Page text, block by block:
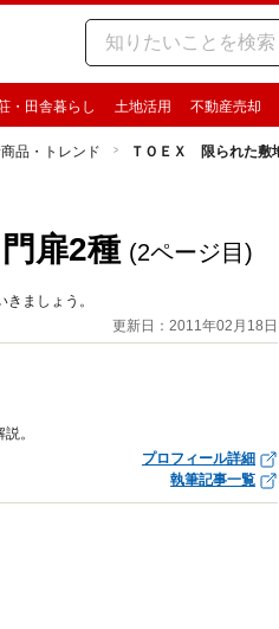
・田舎暮らし 土地活用 不動産売却
品・トレンド ＴＯＥＸ 限られた敷
扉2種 (2ページ目)
ましょう。
更新日：2011年02月18日
。
プロフィール詳細
執筆記事一覧